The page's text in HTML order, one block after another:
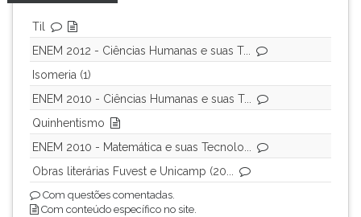
Til
ENEM 2012 - Ciências Humanas e suas T...
Isomeria (1)
ENEM 2010 - Ciências Humanas e suas T...
Quinhentismo
ENEM 2010 - Matemática e suas Tecnolo...
Obras literárias Fuvest e Unicamp (20...
Com questões comentadas.
Com conteúdo específico no site.